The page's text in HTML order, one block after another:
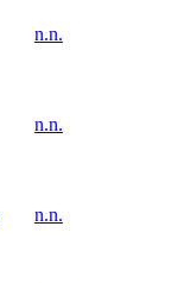
n.n.
n.n.
n.n.